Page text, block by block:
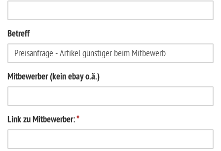
Betreff
Mitbewerber (kein ebay o.ä.)
Link zu Mitbewerber:*